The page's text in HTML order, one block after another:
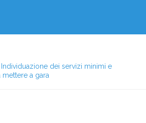
dei servizi minimi e
a gara